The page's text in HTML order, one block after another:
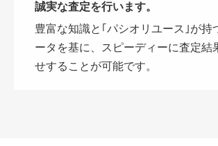
誠実な査定を行います。
豊富な知識と｢パシオリユース｣が持
ータを基に、スピーディーに査定結
せすることが可能です。